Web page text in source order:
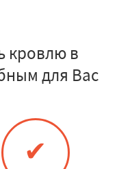
кровлю в
для Вас
✔